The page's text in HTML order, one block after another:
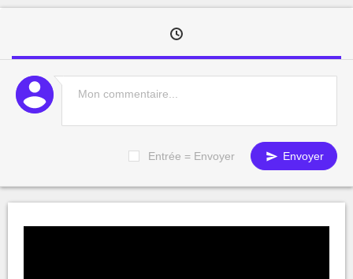
Entrée = Envoyer Envoyer